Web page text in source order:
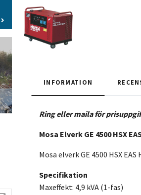
INFORMATION
Ring eller maila för
Mosa Elverk GE 4500 HSX
Mosa elverk GE 4500 HSX
Specifikation
Maxeffekt: 4,9 kVA (1-fas)